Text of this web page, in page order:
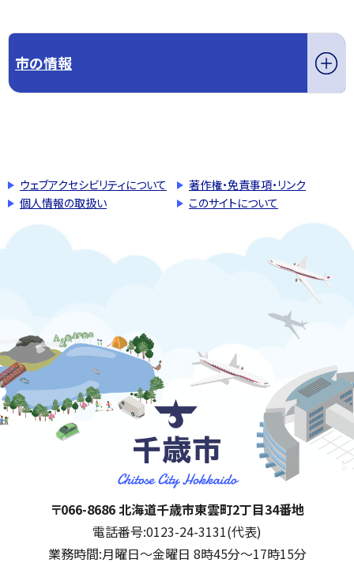
市の情報
ウェブアクセシビリティについて
著作権・免責事項・リンク
個人情報の取扱い
このサイトについて
千歳市
住所:
〒066-8686 北海道千歳市東雲町2丁目34番地
電話番号:0123-24-3131(代表)
業務時間:月曜日～金曜日 8時45分～17時15分